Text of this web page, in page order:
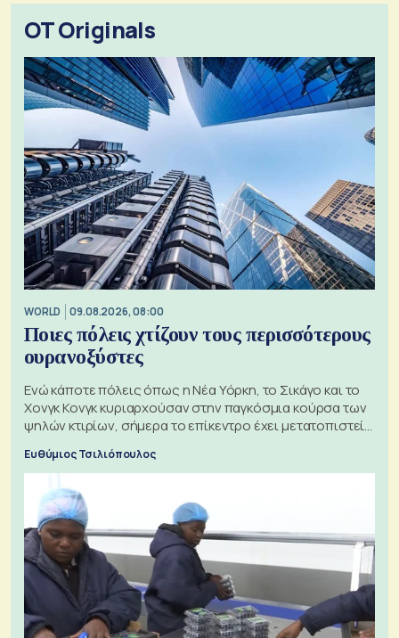
OT Originals
WORLD 09.08.2026, 08:00
Ποιες πόλεις χτίζουν τους περισσότερους
ουρανοξύστες
Ενώ κάποτε πόλεις όπως η Νέα Υόρκη, το Σικάγο και το
Χονγκ Κονγκ κυριαρχούσαν στην παγκόσμια κούρσα των
ψηλών κτιρίων, σήμερα το επίκεντρο έχει μετατοπιστεί
Ευθύμιος Τσιλιόπουλος